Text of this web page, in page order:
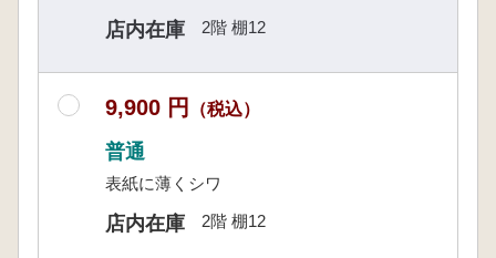
店内在庫 2階 棚12
9,900 円 （税込）
普通
表紙に薄くシワ
店内在庫 2階 棚12